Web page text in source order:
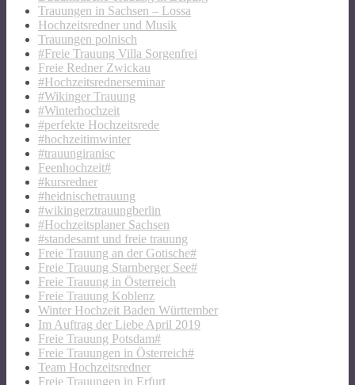
Trauungen in Sachsen – Lossa
Hochzeitsredner und Musik
Trauungen polnisch
#Freie Trauung Villa Sorgenfrei
Freie Redner Zwickau
#Hochzeitsrednerseminar
#Wikinger Trauung
#Winterhochzeit
#perfekte Hochzeitsrede
#hochzeitimwinter
#trauungiranisc
Feenhochzeit#
#kursredner
#heidnischetrauung
#wikingerztrauungberlin
#Hochzeitsplaner Sachsen
#standesamt und freie trauung
Freie Trauung an der Gotische#
Freie Trauung Starnberger See#
Freie Trauung in Österreich
Freie Trauung Koblenz
Winter Hochzeit Baden Württember
Im Auftrag der Liebe April 2019
Freie Trauung Potsdam#
Freie Trauungen in Österreich#
Team Hochzeitsredner
Freie Trauungen in Erfurt